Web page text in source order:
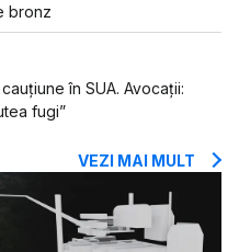
bronz
în SUA. Avocații:
fugi”
VEZI MAI MULT